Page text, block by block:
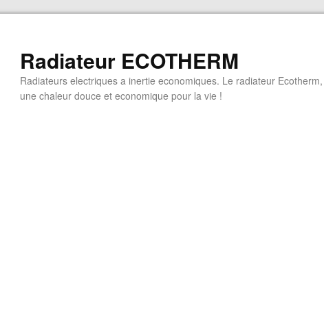
Radiateur ECOTHERM
Radiateurs electriques a inertie economiques. Le radiateur
une chaleur douce et economique pour la vie !